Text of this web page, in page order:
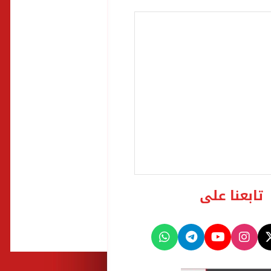
تابعنا على